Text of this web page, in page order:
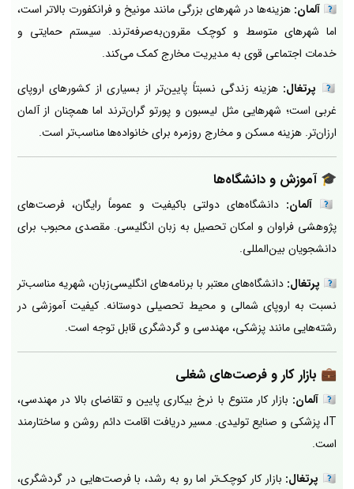
🇩🇪 آلمان: هزینه‌ها در شهرهای بزرگی مانند مونیخ و فرانکفورت بالاتر است،
اما شهرهای متوسط و کوچک مقرون‌به‌صرفه‌ترند. سیستم حمایتی و
خدمات اجتماعی قوی به مدیریت مخارج کمک می‌کند.
🇵🇹 پرتغال: هزینه زندگی نسبتاً پایین‌تر از بسیاری از کشورهای اروپای
غربی است؛ شهرهایی مثل لیسبون و پورتو گران‌ترند اما همچنان از آلمان
ارزان‌تر. هزینه مسکن و مخارج روزمره برای خانواده‌ها مناسب‌تر است.
🎓آموزش و دانشگاه‌ها
🇩🇪 آلمان: دانشگاه‌های دولتی باکیفیت و عموماً رایگان، فرصت‌های
پژوهشی فراوان و امکان تحصیل به زبان انگلیسی. مقصدی محبوب برای
دانشجویان بین‌المللی.
🇵🇹 پرتغال: دانشگاه‌های معتبر با برنامه‌های انگلیسی‌زبان، شهریه مناسب‌تر
نسبت به اروپای شمالی و محیط تحصیلی دوستانه. کیفیت آموزشی در
رشته‌هایی مانند پزشکی، مهندسی و گردشگری قابل توجه است.
💼 بازار کار و فرصت‌های شغلی
🇩🇪 آلمان: بازار کار متنوع با نرخ بیکاری پایین و تقاضای بالا در مهندسی،
IT، پزشکی و صنایع تولیدی. مسیر دریافت اقامت دائم روشن و ساختارمند
است.
🇵🇹 پرتغال: بازار کار کوچک‌تر اما رو به رشد، با فرصت‌هایی در گردشگری،